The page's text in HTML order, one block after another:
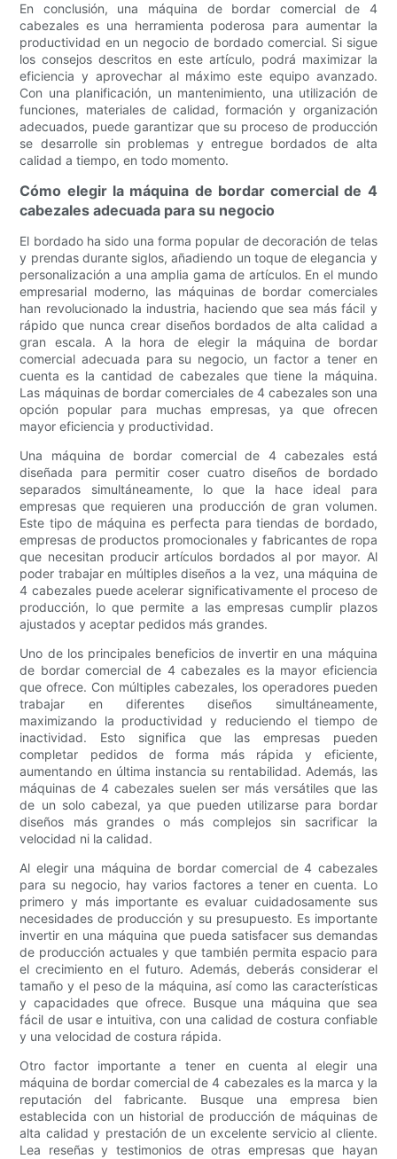
En conclusión, una máquina de bordar comercial de 4
cabezales es una herramienta poderosa para aumentar la
productividad en un negocio de bordado comercial. Si sigue
los consejos descritos en este artículo, podrá maximizar la
eficiencia y aprovechar al máximo este equipo avanzado.
Con una planificación, un mantenimiento, una utilización de
funciones, materiales de calidad, formación y organización
adecuados, puede garantizar que su proceso de producción
se desarrolle sin problemas y entregue bordados de alta
calidad a tiempo, en todo momento.
Cómo elegir la máquina de bordar comercial de 4
cabezales adecuada para su negocio
El bordado ha sido una forma popular de decoración de telas
y prendas durante siglos, añadiendo un toque de elegancia y
personalización a una amplia gama de artículos. En el mundo
empresarial moderno, las máquinas de bordar comerciales
han revolucionado la industria, haciendo que sea más fácil y
rápido que nunca crear diseños bordados de alta calidad a
gran escala. A la hora de elegir la máquina de bordar
comercial adecuada para su negocio, un factor a tener en
cuenta es la cantidad de cabezales que tiene la máquina.
Las máquinas de bordar comerciales de 4 cabezales son una
opción popular para muchas empresas, ya que ofrecen
mayor eficiencia y productividad.
Una máquina de bordar comercial de 4 cabezales está
diseñada para permitir coser cuatro diseños de bordado
separados simultáneamente, lo que la hace ideal para
empresas que requieren una producción de gran volumen.
Este tipo de máquina es perfecta para tiendas de bordado,
empresas de productos promocionales y fabricantes de ropa
que necesitan producir artículos bordados al por mayor. Al
poder trabajar en múltiples diseños a la vez, una máquina de
4 cabezales puede acelerar significativamente el proceso de
producción, lo que permite a las empresas cumplir plazos
ajustados y aceptar pedidos más grandes.
Uno de los principales beneficios de invertir en una máquina
de bordar comercial de 4 cabezales es la mayor eficiencia
que ofrece. Con múltiples cabezales, los operadores pueden
trabajar en diferentes diseños simultáneamente,
maximizando la productividad y reduciendo el tiempo de
inactividad. Esto significa que las empresas pueden
completar pedidos de forma más rápida y eficiente,
aumentando en última instancia su rentabilidad. Además, las
máquinas de 4 cabezales suelen ser más versátiles que las
de un solo cabezal, ya que pueden utilizarse para bordar
diseños más grandes o más complejos sin sacrificar la
velocidad ni la calidad.
Al elegir una máquina de bordar comercial de 4 cabezales
para su negocio, hay varios factores a tener en cuenta. Lo
primero y más importante es evaluar cuidadosamente sus
necesidades de producción y su presupuesto. Es importante
invertir en una máquina que pueda satisfacer sus demandas
de producción actuales y que también permita espacio para
el crecimiento en el futuro. Además, deberás considerar el
tamaño y el peso de la máquina, así como las características
y capacidades que ofrece. Busque una máquina que sea
fácil de usar e intuitiva, con una calidad de costura confiable
y una velocidad de costura rápida.
Otro factor importante a tener en cuenta al elegir una
máquina de bordar comercial de 4 cabezales es la marca y la
reputación del fabricante. Busque una empresa bien
establecida con un historial de producción de máquinas de
alta calidad y prestación de un excelente servicio al cliente.
Lea reseñas y testimonios de otras empresas que hayan